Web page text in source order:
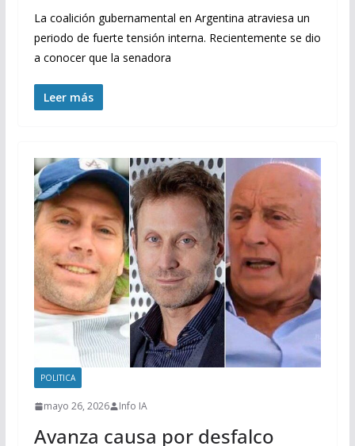
La coalición gubernamental en Argentina atraviesa un
periodo de fuerte tensión interna. Recientemente se dio
a conocer que la senadora
Leer más
POLITICA
mayo 26, 2026 Info IA
Avanza causa por desfalco